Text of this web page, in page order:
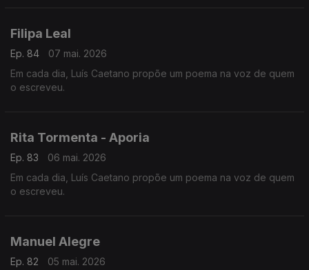
Filipa Leal
Ep. 84
07 mai. 2026
Em cada dia, Luís Caetano propõe um poema na voz de quem
o escreveu.
Rita Tormenta - Aporia
Ep. 83
06 mai. 2026
Em cada dia, Luís Caetano propõe um poema na voz de quem
o escreveu.
Manuel Alegre
Ep. 82
05 mai. 2026